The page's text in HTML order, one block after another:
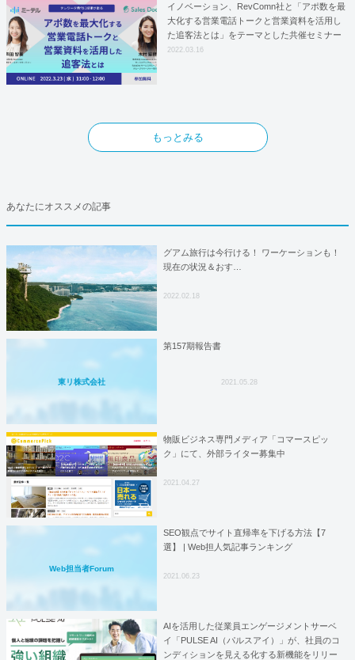
イノベーション、RevComn社と「アポ数を最
大化する営業電話トークと営業資料を活用し
た追客法とは」をテーマとした共催セミナー
を開催！
2022.03.16
もっとみる
あなたにオススメの記事
グアム旅行は今行ける！ ワーケーションも！
現在の状況＆おす…
2022.02.18
東リ株式会社
第157期報告書
2021.05.28
物販ビジネス専門メディア「コマースピッ
ク」にて、外部ライター募集中
2021.04.27
Web担当者Forum
SEO観点でサイト直帰率を下げる方法【7
選】 | Web担人気記事ランキング
2021.06.23
AIを活用した従業員エンゲージメントサーベ
イ「PULSE AI（パルスアイ）」が、社員のコ
ンディションを見える化する新機能をリリー